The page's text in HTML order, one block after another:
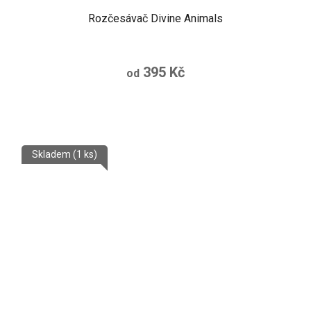
Rozčesávač Divine Animals
od 395 Kč
Skladem (1 ks)